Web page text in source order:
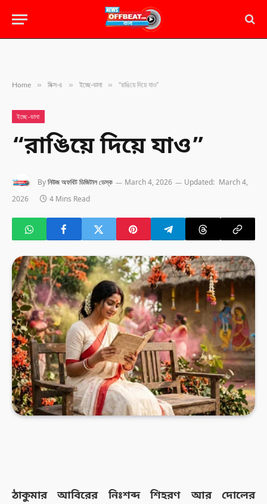
Home » মিক্স-৪ » ইচ্ছে-ডানা » “রাঙিয়ে দিয়ে যাও”
ইচ্ছে-ডানা
“রাঙিয়ে দিয়ে যাও”
Byনিউজ অফবিট ডিজিটাল ডেস্ক March 4, 2026 Updated: March 4,
2026
4 Mins Read
ঠাকুমার আবিরের নিঃশব্দ শিহরণ আর দোলের